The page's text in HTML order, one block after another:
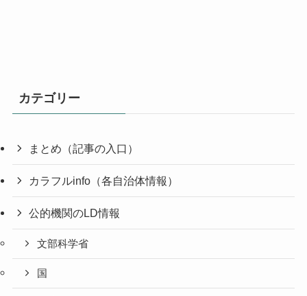
カテゴリー
まとめ（記事の入口）
カラフルinfo（各自治体情報）
公的機関のLD情報
文部科学省
国